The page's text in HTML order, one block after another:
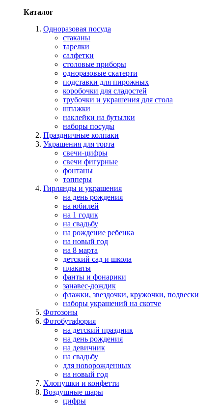
Каталог
Одноразовая посуда
стаканы
тарелки
салфетки
столовые приборы
одноразовые скатерти
подставки для пирожных
коробочки для сладостей
трубочки и украшения для стола
шпажки
наклейки на бутылки
наборы посуды
Праздничные колпаки
Украшения для торта
свечи-цифры
свечи фигурные
фонтаны
топперы
Гирлянды и украшения
на день рождения
на юбилей
на 1 годик
на свадьбу
на рождение ребенка
на новый год
на 8 марта
детский сад и школа
плакаты
фанты и фонарики
занавес-дождик
флажки, звездочки, кружочки, подвески
наборы украшений на скотче
Фотозоны
Фотобутафория
на детский праздник
на день рождения
на девичник
на свадьбу
для новорожденных
на новый год
Хлопушки и конфетти
Воздушные шары
цифры